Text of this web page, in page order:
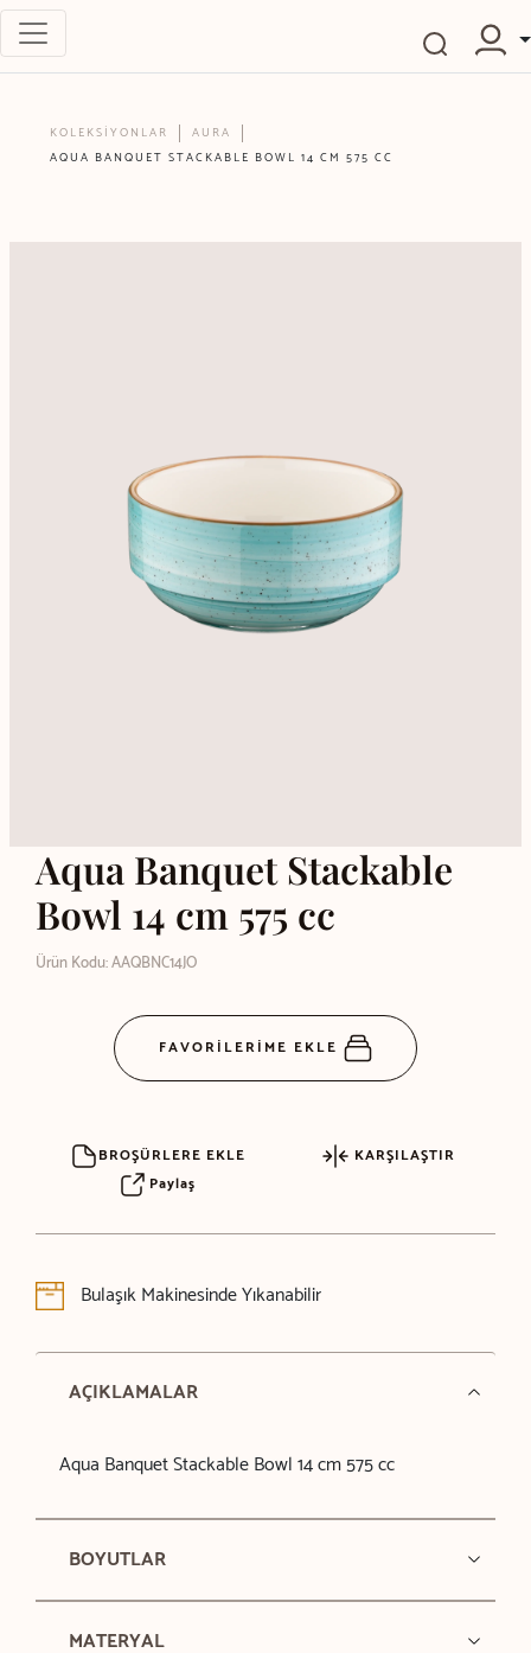
KOLEKSİYONLAR
AURA
AQUA BANQUET STACKABLE BOWL 14 CM 575 CC
Aqua Banquet Stackable
Bowl 14 cm 575 cc
Ürün Kodu: AAQBNC14JO
FAVORİLERİME EKLE
BROŞÜRLERE EKLE
KARŞILAŞTIR
Paylaş
Bulaşık Makinesinde Yıkanabilir
AÇIKLAMALAR
Aqua Banquet Stackable Bowl 14 cm 575 cc
BOYUTLAR
MATERYAL